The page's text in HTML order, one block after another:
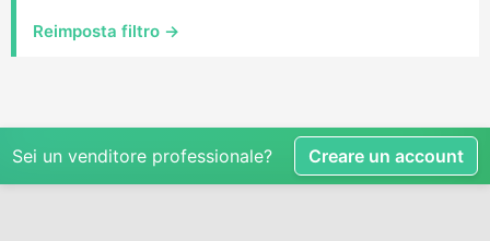
Reimposta filtro →
Sei un venditore professionale? Creare un account